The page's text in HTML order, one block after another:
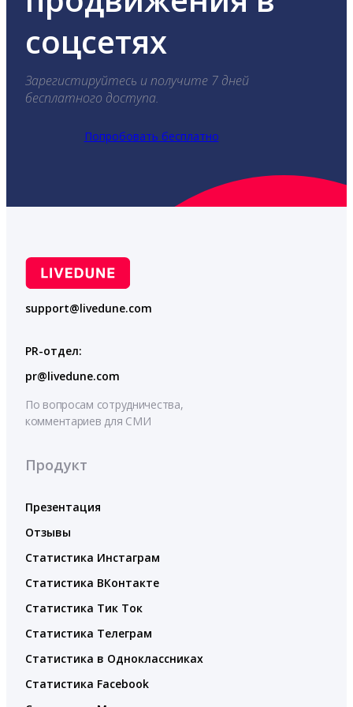
соцсетях
Зарегистируйтесь и получите 7 дней
бесплатного доступа.
Попробовать бесплатно
support@livedune.com
PR-отдел:
pr@livedune.com
По вопросам сотрудничества,
комментариев для СМИ
Продукт
Презентация
Отзывы
Статистика Инстаграм
Статистика ВКонтакте
Статистика Тик Ток
Статистика Телеграм
Статистика в Одноклассниках
Статистика Facebook